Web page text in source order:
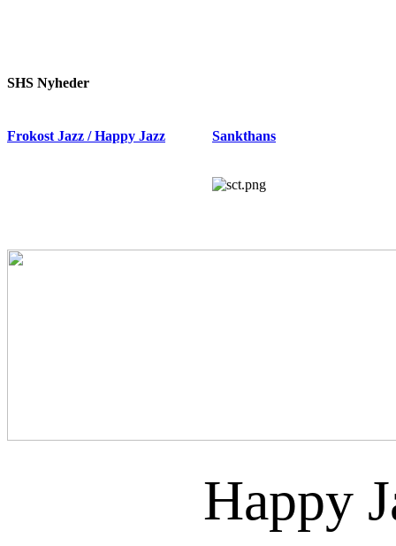
SHS Nyheder
Frokost Jazz / Happy Jazz
Happy
Sankthans